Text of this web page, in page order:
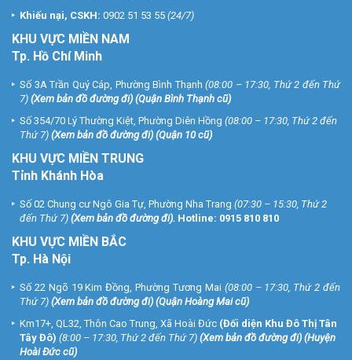
Khiếu nại, CSKH: 0902 51 53 55 (24/7)
KHU VỰC MIỀN NAM
Tp. Hồ Chí Minh
Số 3A Trần Quý Cáp, Phường Bình Thạnh (08:00 – 17:30, Thứ 2 đến Thứ
7) (Xem bản đồ đường đi) (Quận Bình Thạnh cũ)
Số 354/70 Lý Thường Kiệt, Phường Diên Hồng (08:00 – 17:30, Thứ 2 đến
Thứ 7) (Xem bản đồ đường đi) (Quận 10 cũ)
KHU VỰC MIỀN TRUNG
Tỉnh Khánh Hòa
Số 02 Chung cư Ngô Gia Tự, Phường Nha Trang (07:30 – 15:30, Thứ 2
đến Thứ 7) (Xem bản đồ đường đi). Hotline: 0915 810 810
KHU VỰC MIỀN BẮC
Tp. Hà Nội
Số 22 Ngõ 19 Kim Đồng, Phường Tương Mai (08:00 – 17:30, Thứ 2 đến
Thứ 7) (Xem bản đồ đường đi) (Quận Hoàng Mai cũ)
Km17+, QL32, Thôn Cao Trung, Xã Hoài Đức (Đối diện Khu Đô Thị Tân
Tây Đô) (8:00 – 17:30, Thứ 2 đến Thứ 7) (Xem bản đồ đường đi) (Huyện
Hoài Đức cũ)